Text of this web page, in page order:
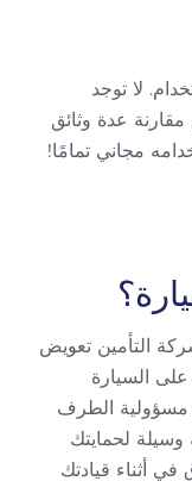
لا توجد
عدة وثائق
مجاني تمامًا!
التأمين تعويض
السيارة
مسؤولية الطرف
لحمايتك
أثناء قيادتك